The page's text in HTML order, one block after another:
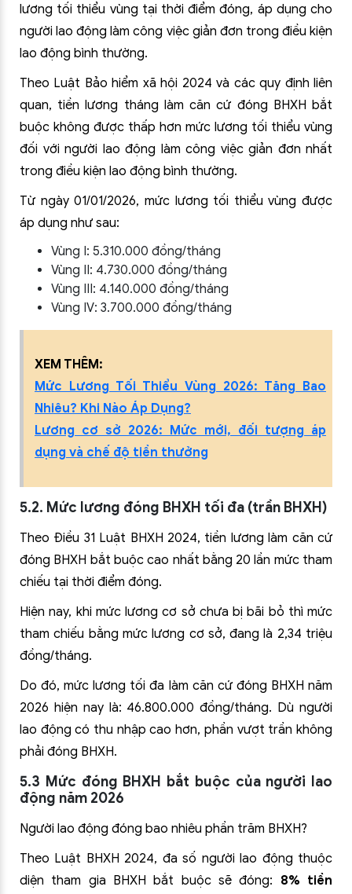
lương tối thiểu vùng tại thời điểm đóng, áp dụng cho
người lao động làm công việc giản đơn trong điều kiện
lao động bình thường.
Theo Luật Bảo hiểm xã hội 2024 và các quy định liên
quan, tiền lương tháng làm căn cứ đóng BHXH bắt
buộc không được thấp hơn mức lương tối thiểu vùng
đối với người lao động làm công việc giản đơn nhất
trong điều kiện lao động bình thường.
Từ ngày 01/01/2026, mức lương tối thiểu vùng được
áp dụng như sau:
Vùng I: 5.310.000 đồng/tháng
Vùng II: 4.730.000 đồng/tháng
Vùng III: 4.140.000 đồng/tháng
Vùng IV: 3.700.000 đồng/tháng
XEM THÊM:
Mức Lương Tối Thiểu Vùng 2026: Tăng Bao
Nhiêu? Khi Nào Áp Dụng?
Lương cơ sở 2026: Mức mới, đối tượng áp
dụng và chế độ tiền thưởng
5.2. Mức lương đóng BHXH tối đa (trần BHXH)
Theo Điều 31 Luật BHXH 2024, tiền lương làm căn cứ
đóng BHXH bắt buộc cao nhất bằng 20 lần mức tham
chiếu tại thời điểm đóng.
Hiện nay, khi mức lương cơ sở chưa bị bãi bỏ thì mức
tham chiếu bằng mức lương cơ sở, đang là 2,34 triệu
đồng/tháng.
Do đó, mức lương tối đa làm căn cứ đóng BHXH năm
2026 hiện nay là: 46.800.000 đồng/tháng. Dù người
lao động có thu nhập cao hơn, phần vượt trần không
phải đóng BHXH.
5.3 Mức đóng BHXH bắt buộc của người lao
động năm 2026
Người lao động đóng bao nhiêu phần trăm BHXH?
Theo Luật BHXH 2024, đa số người lao động thuộc
diện tham gia BHXH bắt buộc sẽ đóng: 8% tiền